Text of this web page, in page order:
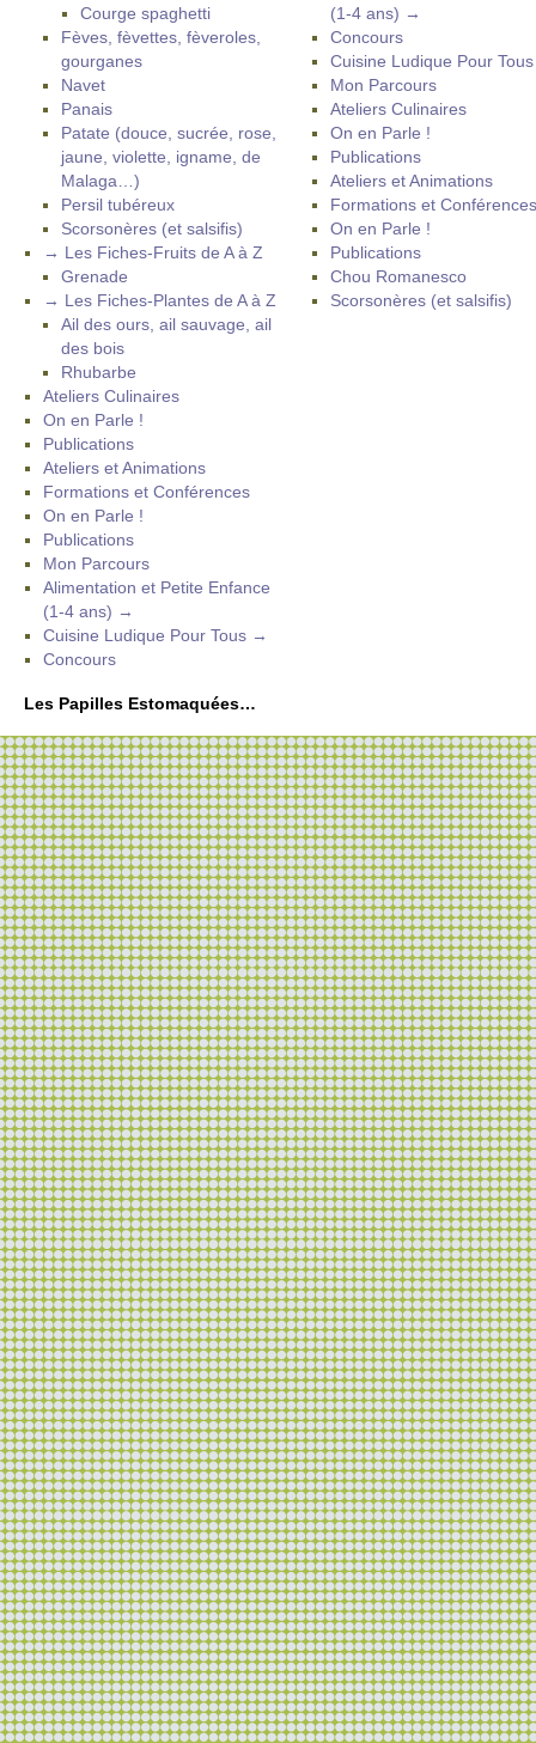
Courge spaghetti
Fèves, fèvettes, fèveroles,
gourganes
Navet
Panais
Patate (douce, sucrée, rose,
jaune, violette, igname, de
Malaga…)
Persil tubéreux
Scorsonères (et salsifis)
→ Les Fiches-Fruits de A à Z
Grenade
→ Les Fiches-Plantes de A à Z
Ail des ours, ail sauvage, ail
des bois
Rhubarbe
Ateliers Culinaires
On en Parle !
Publications
Ateliers et Animations
Formations et Conférences
On en Parle !
Publications
Mon Parcours
Alimentation et Petite Enfance
(1-4 ans) →
Cuisine Ludique Pour Tous →
Concours
(1-4 ans) →
Concours
Cuisine Ludique Pour
Mon Parcours
Ateliers Culinaires
On en Parle !
Publications
Ateliers et Animations
Formations et Conférences
On en Parle !
Publications
Chou Romanesco
Scorsonères (et salsifis)
Les Papilles Estomaquées…